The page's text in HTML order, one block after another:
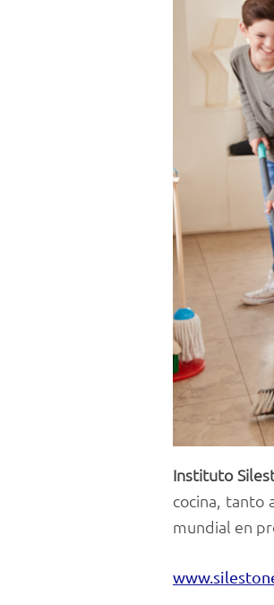
Instituto
cocina, tanto
mundial en